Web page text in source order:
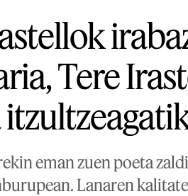
Tere
eman zuen poeta
Lanaren